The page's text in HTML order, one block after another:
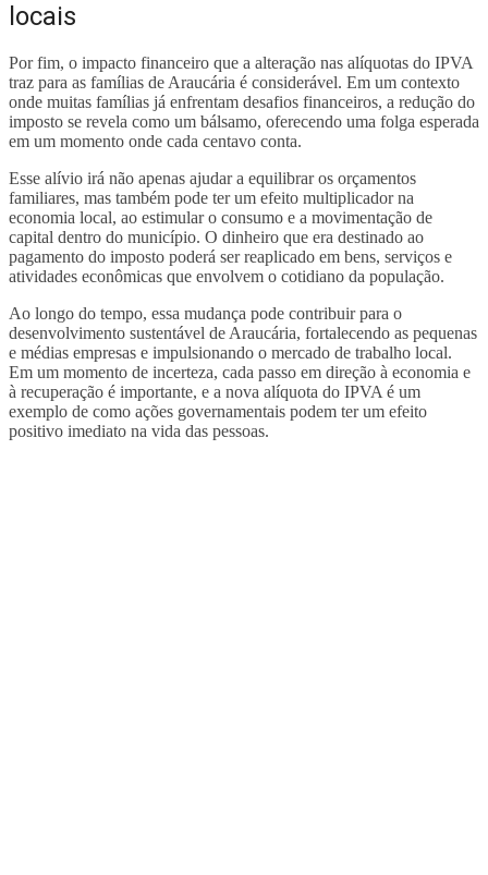
locais
Por fim, o impacto financeiro que a alteração nas alíquotas do IPVA
traz para as famílias de Araucária é considerável. Em um contexto
onde muitas famílias já enfrentam desafios financeiros, a redução do
imposto se revela como um bálsamo, oferecendo uma folga esperada
em um momento onde cada centavo conta.
Esse alívio irá não apenas ajudar a equilibrar os orçamentos
familiares, mas também pode ter um efeito multiplicador na
economia local, ao estimular o consumo e a movimentação de
capital dentro do município. O dinheiro que era destinado ao
pagamento do imposto poderá ser reaplicado em bens, serviços e
atividades econômicas que envolvem o cotidiano da população.
Ao longo do tempo, essa mudança pode contribuir para o
desenvolvimento sustentável de Araucária, fortalecendo as pequenas
e médias empresas e impulsionando o mercado de trabalho local.
Em um momento de incerteza, cada passo em direção à economia e
à recuperação é importante, e a nova alíquota do IPVA é um
exemplo de como ações governamentais podem ter um efeito
positivo imediato na vida das pessoas.